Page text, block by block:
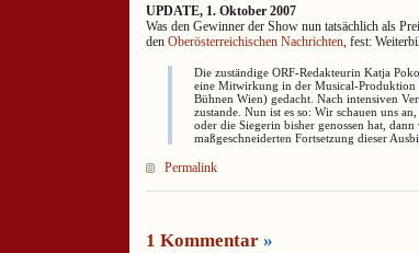
UPDATE, 1. Oktober 2007
Was den Gewinner der Show nun tatsächlich als
den Oberösterreichischen Nachrichten, fest:
Die zuständige ORF-Redakteurin Katja
eine Mitwirkung in der Musical-Produktion
Bühnen Wien) gedacht. Nach intensiven
zustande. Nun ist es so: Wir schauen uns
oder die Siegerin bisher genossen hat,
maßgeschneiderten Fortsetzung dieser
Permalink
1 Kommentar »